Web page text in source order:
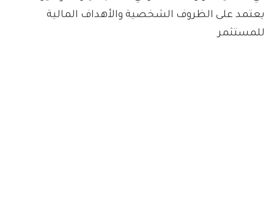
يعتمد على الظروف الشخصية والأهداف المالية
للمستثمر